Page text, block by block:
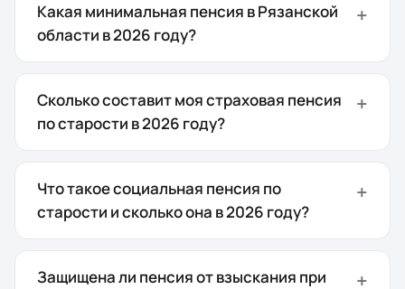
Какая минимальная пенсия в Рязанской
области в 2026 году?
Сколько составит моя страховая пенсия
по старости в 2026 году?
Что такое социальная пенсия по
старости и сколько она в 2026 году?
Защищена ли пенсия от взыскания при